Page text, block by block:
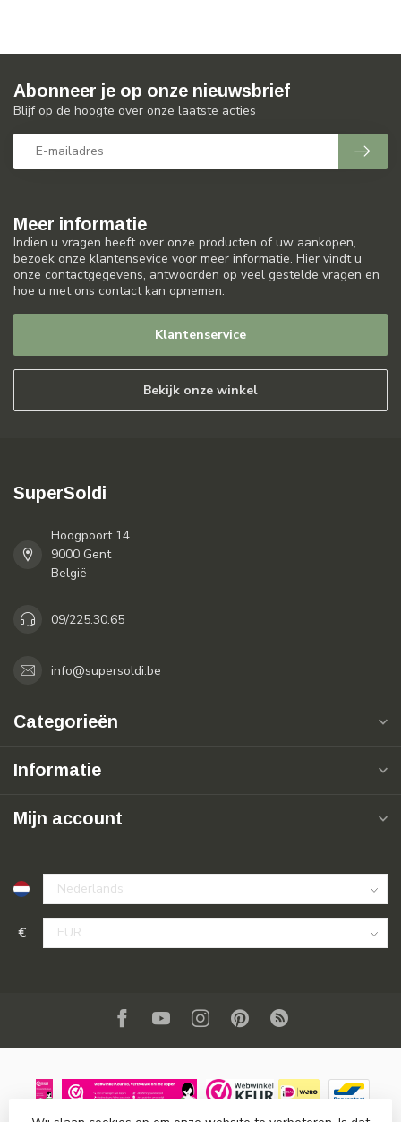
Meer informatie
Indien u vragen heeft over onze producten of uw aankopen,
bezoek onze klantensevice voor meer informatie. Hier vindt u
onze contactgegevens, antwoorden op veel gestelde vragen en
hoe u met ons contact kan opnemen.
Klantenservice
Bekijk onze winkel
Abonneer je op onze nieuwsbrief
Blijf op de hoogte over onze laatste acties
SuperSoldi
Hoogpoort 14
9000 Gent
België
09/225.30.65
info@supersoldi.be
Categorieën
Informatie
Mijn account
€